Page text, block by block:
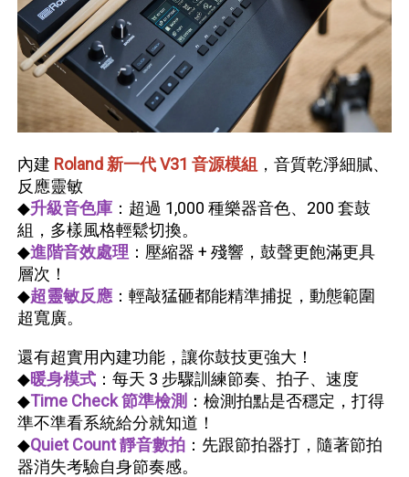
內建 Roland 新一代 V31 音源模組 ，音質乾淨細膩、
反應靈敏
◆升級音色庫 ：超過 1,000 種樂器音色、200 套鼓
組，多樣風格輕鬆切換。
◆進階音效處理 ：壓縮器 + 殘響，鼓聲更飽滿更具
層次！
◆超靈敏反應 ：輕敲猛砸都能精準捕捉，動態範圍
超寬廣。
還有超實用內建功能，讓你鼓技更強大！
◆暖身模式 ：每天 3 步驟訓練節奏、拍子、速度
◆Time Check 節準檢測 ：檢測拍點是否穩定，打得
準不準看系統給分就知道！
◆Quiet Count 靜音數拍 ：先跟節拍器打，隨著節拍
器消失考驗自身節奏感。